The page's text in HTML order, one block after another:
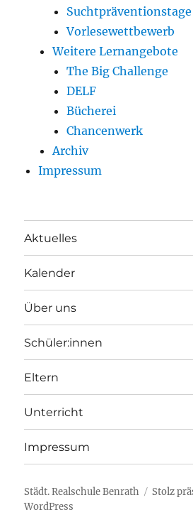
Suchtpräventionstage
Vorlesewettbewerb
Weitere Lernangebote
The Big Challenge
DELF
Bücherei
Chancenwerk
Archiv
Impressum
Aktuelles
Kalender
Über uns
Schüler:innen
Eltern
Unterricht
Impressum
Städt. Realschule Benrath
Stolz
WordPress